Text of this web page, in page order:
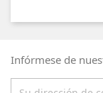
Infórmese de